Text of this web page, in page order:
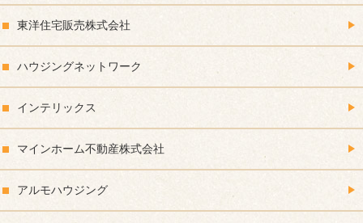
東洋住宅販売株式会社
ハウジングネットワーク
インテリックス
マインホーム不動産株式会社
アルモハウジング